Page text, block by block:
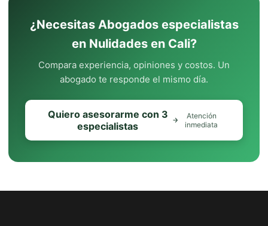
¿Necesitas Abogados especialistas
en Nulidades en Cali?
Compara experiencia, opiniones y costos. Un
abogado te responde el mismo día.
Quiero asesorarme con 3
especialistas
Atención
inmediata